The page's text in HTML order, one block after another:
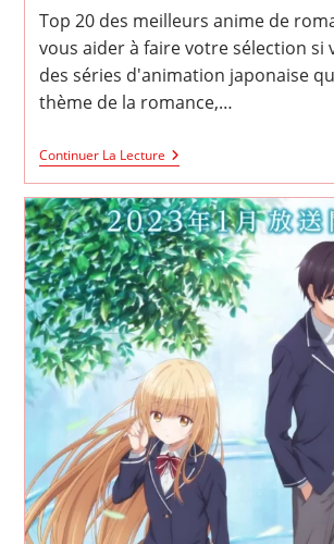
la
publication :
publication :
Top 20 des meilleurs anime de
vous aider à faire votre sélection si
des séries d'animation japonaise
thème de la romance,…
Continuer La LectureTop
20
Des
Meilleurs
ANIME
De
Romance